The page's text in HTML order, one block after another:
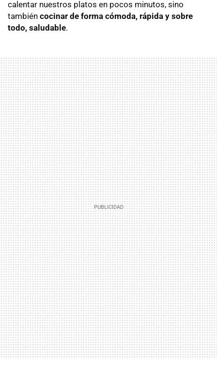
calentar nuestros platos en pocos minutos, sino
también cocinar de forma cómoda, rápida y sobre
todo, saludable.